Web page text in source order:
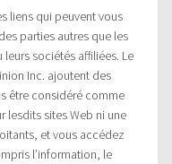
liens qui peuvent vous
parties autres que les
sociétés affiliées. Le
Inc. ajoutent des
être considéré comme
lesdits sites Web ni une
et vous accédez
l’information, le